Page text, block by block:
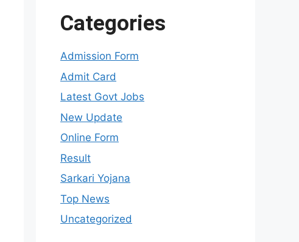
Categories
Admission Form
Admit Card
Latest Govt Jobs
New Update
Online Form
Result
Sarkari Yojana
Top News
Uncategorized